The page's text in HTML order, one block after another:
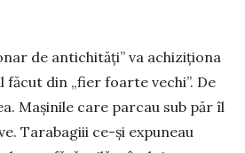
de an­ti­chități” va achi­zi­ționa
fă­cut din „fier foarte vechi”. De
Ma­șinile care parcau sub păr îl
Tara­ba­giii ce-și expuneau